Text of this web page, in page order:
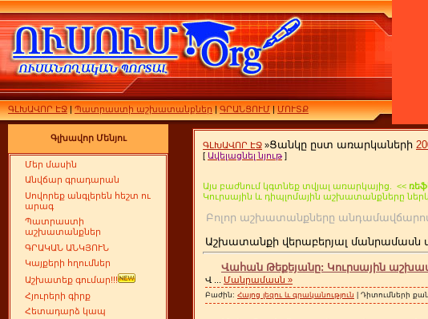
ԳԼԽԱՎՈՐ ԷՋ|Պատրաստի աշխատանքներ|ԳՐԱՆՑՈՒՄ|ՄՈՒՏՔ
Գլխավոր Մենյու
Մեր մասին
Անվճար գրադարան
Սովորեք անգլերեն հեշտ ու
արագ
Պատրաստի
աշխատանքներ
ԳՐԱԿԱՆ ԱՆԿՅՈՒՆ
Կայքերի հղումներ
Աշխատեք գումար!!!
Հյուրերի գիրք
Հետադարձ կապ
ԳԼԽԱՎՈՐ ԷՋ »Ցանկը ըստ առարկաների
[ Ավելացնել նյութ]
Այս բաժնում կգտնեք տվյալ առարկայից. <<
Կուրսային և դիպլոմային աշխատանքները
Բոլոր աշխատանքները
Աշխատանքի վերաբերյալ մանրամասն
Վահան Թեքեյանը: Կուրսային
Վ Մանրամասն »
Բաժին: Հայոց լեզու և գրականություն | Դիտումների